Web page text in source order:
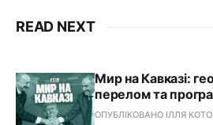
READ NEXT
Мир на Кавказі:
перелом та
ОПУБЛІКОВАНО ІЛЛЯ